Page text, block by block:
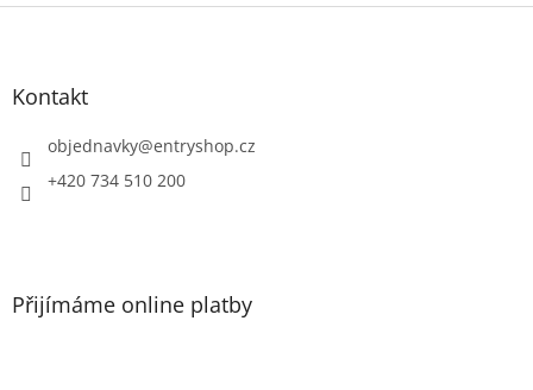
Z
Kontakt
objednavky@entryshop.cz
+420 734 510 200
Přijímáme online platby